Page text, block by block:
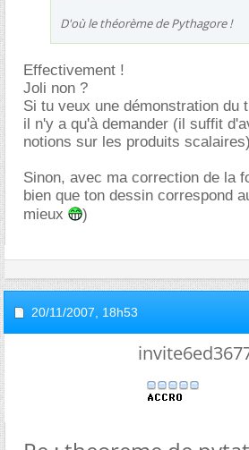
D'où le théorème de Pythagore !
Effectivement !
Joli non ?
Si tu veux une démonstration du
il n'y a qu'à demander (il suffit
notions sur les produits
Sinon, avec ma correction de la
bien que ton dessin correspond
mieux
)
20/11/2007, 18h53